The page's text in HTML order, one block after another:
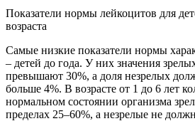
Показатели нормы лейкоцитов для
возраста
Самые низкие показатели нормы
– детей до года. У них значения
превышают 30%, а доля незрелых
больше 4%. В возрасте от 1 до 6 лет
нормальном состоянии организма
пределах 25–60%, а незрелые не